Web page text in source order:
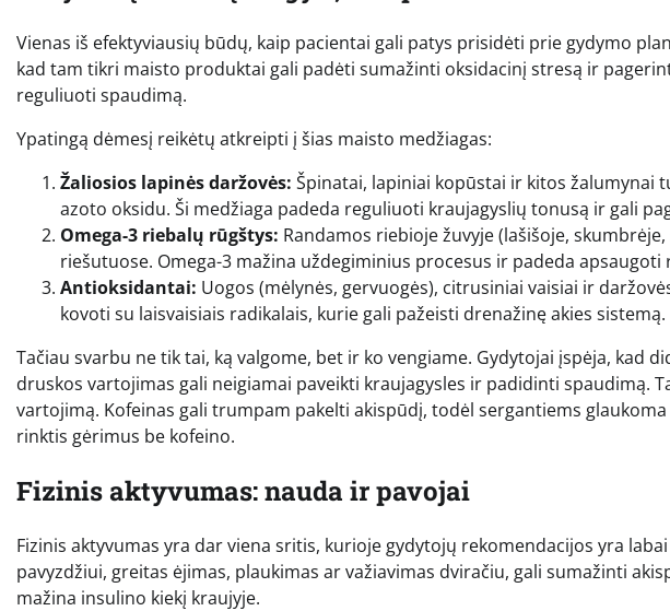
Vienas iš efektyviausių būdų, kaip pacientai gali patys prisidėti prie gydymo
kad tam tikri maisto produktai gali padėti sumažinti oksidacinį stresą ir
reguliuoti spaudimą.
Ypatingą dėmesį reikėtų atkreipti į šias maisto medžiagas:
Žaliosios lapinės daržovės: Špinatai, lapiniai kopūstai ir kitos žalumynai
azoto oksidu. Ši medžiaga padeda reguliuoti kraujagyslių tonusą ir gali
Omega-3 riebalų rūgštys: Randamos riebioje žuvyje (lašišoje,
riešutuose. Omega-3 mažina uždegiminius procesus ir padeda
Antioksidantai: Uogos (mėlynės, gervuogės), citrusiniai vaisiai ir
kovoti su laisvaisiais radikalais, kurie gali pažeisti drenažinę akies sistemą.
Tačiau svarbu ne tik tai, ką valgome, bet ir ko vengiame. Gydytojai įspėja, kad
druskos vartojimas gali neigiamai paveikti kraujagysles ir padidinti spaudimą.
vartojimą. Kofeinas gali trumpam pakelti akispūdį, todėl sergantiems
rinktis gėrimus be kofeino.
Fizinis aktyvumas: nauda ir pavojai
Fizinis aktyvumas yra dar viena sritis, kurioje gydytojų rekomendacijos yra
pavyzdžiui, greitas ėjimas, plaukimas ar važiavimas dviračiu, gali sumažinti
mažina insulino kiekį kraujyje.